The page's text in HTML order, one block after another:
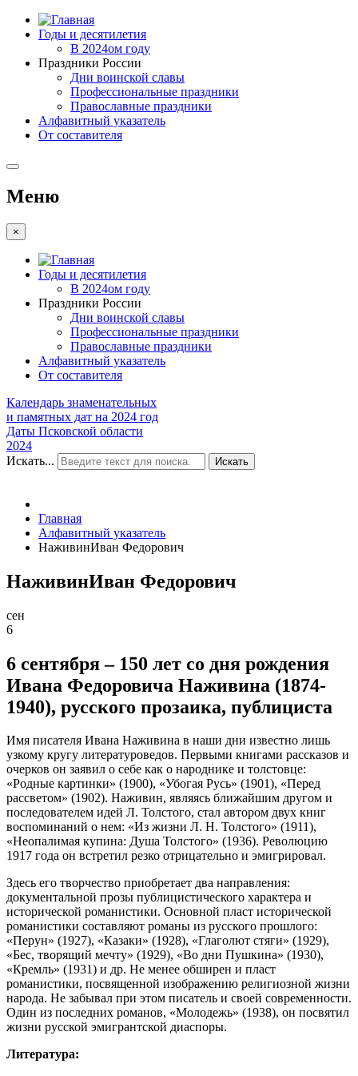
Годы и десятилетия
В 2024ом году
Праздники России
Дни воинской славы
Профессиональные праздники
Православные праздники
Алфавитный указатель
От составителя
Меню
×
Годы и десятилетия
В 2024ом году
Праздники России
Дни воинской славы
Профессиональные праздники
Православные праздники
Алфавитный указатель
От составителя
Календарь знаменательных
и памятных дат на 2024 год
Даты Псковской области
2024
Искать...
Искать
Главная
Алфавитный указатель
НаживинИван Федорович
НаживинИван Федорович
сен
6
6 сентября – 150 лет со дня рождения
Ивана Федоровича Наживина (1874-
1940), русского прозаика, публициста
Имя писателя Ивана Наживина в наши дни известно лишь
узкому кругу литературоведов. Первыми книгами рассказов и
очерков он заявил о себе как о народнике и толстовце:
«Родные картинки» (1900), «Убогая Русь» (1901), «Перед
рассветом» (1902). Наживин, являясь ближайшим другом и
последователем идей Л. Толстого, стал автором двух книг
воспоминаний о нем: «Из жизни Л. Н. Толстого» (1911),
«Неопалимая купина: Душа Толстого» (1936). Революцию
1917 года он встретил резко отрицательно и эмигрировал.
Здесь его творчество приобретает два направления:
документальной прозы публицистического характера и
исторической романистики. Основной пласт исторической
романистики составляют романы из русского прошлого:
«Перун» (1927), «Казаки» (1928), «Глаголют стяги» (1929),
«Бес, творящий мечту» (1929), «Во дни Пушкина» (1930),
«Кремль» (1931) и др. Не менее обширен и пласт
романистики, посвященной изображению религиозной жизни
народа. Не забывал при этом писатель и своей современности.
Один из последних романов, «Молодежь» (1938), он посвятил
жизни русской эмигрантской диаспоры.
Литература: